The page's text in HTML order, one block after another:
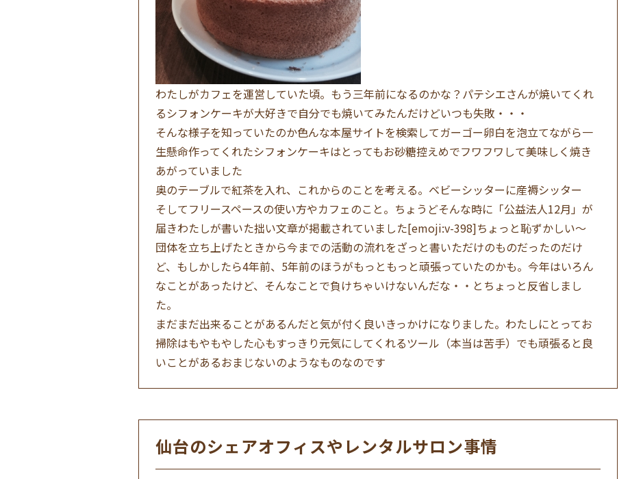
わたしがカフェを運営していた頃。もう三年前になるのかな？パテシエさんが焼いてくれ
るシフォンケーキが大好きで自分でも焼いてみたんだけどいつも失敗・・・
そんな様子を知っていたのか色んな本屋サイトを検索してガーゴー卵白を泡立てながら一
生懸命作ってくれたシフォンケーキはとってもお砂糖控えめでフワフワして美味しく焼き
あがっていました
奥のテーブルで紅茶を入れ、これからのことを考える。ベビーシッターに産褥シッター
そしてフリースペースの使い方やカフェのこと。ちょうどそんな時に「公益法人12月」が
届きわたしが書いた拙い文章が掲載されていました[emoji:v-398]ちょっと恥ずかしい〜
団体を立ち上げたときから今までの活動の流れをざっと書いただけのものだったのだけ
ど、もしかしたら4年前、5年前のほうがもっともっと頑張っていたのかも。今年はいろん
なことがあったけど、そんなことで負けちゃいけないんだな・・とちょっと反省しまし
た。
まだまだ出来ることがあるんだと気が付く良いきっかけになりました。わたしにとってお
掃除はもやもやした心もすっきり元気にしてくれるツール（本当は苦手）でも頑張ると良
いことがあるおまじないのようなものなのです
仙台のシェアオフィスやレンタルサロン事情